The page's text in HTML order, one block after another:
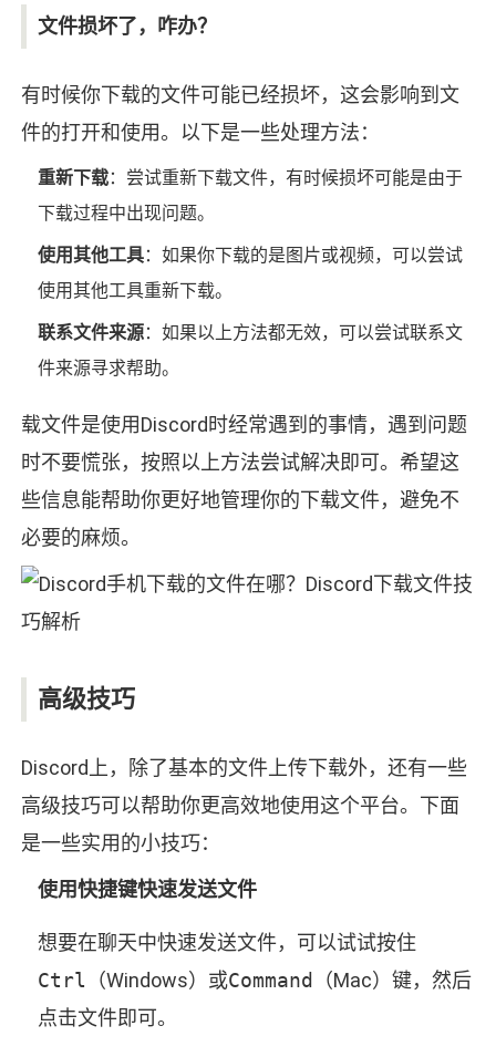
文件损坏了，咋办？
有时候你下载的文件可能已经损坏，这会影响到文
件的打开和使用。以下是一些处理方法：
重新下载：尝试重新下载文件，有时候损坏可能是由于
下载过程中出现问题。
使用其他工具：如果你下载的是图片或视频，可以尝试
使用其他工具重新下载。
联系文件来源：如果以上方法都无效，可以尝试联系文
件来源寻求帮助。
载文件是使用Discord时经常遇到的事情，遇到问题
时不要慌张，按照以上方法尝试解决即可。希望这
些信息能帮助你更好地管理你的下载文件，避免不
必要的麻烦。
高级技巧
Discord上，除了基本的文件上传下载外，还有一些
高级技巧可以帮助你更高效地使用这个平台。下面
是一些实用的小技巧：
使用快捷键快速发送文件
想要在聊天中快速发送文件，可以试试按住
Ctrl （Windows）或Command
（Mac）键，然后
点击文件即可。